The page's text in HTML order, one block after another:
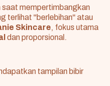
mempertimbangkan
terlihat "berlebihan" atau
Skincare, fokus utama
dan proporsional.
tampilan bibir